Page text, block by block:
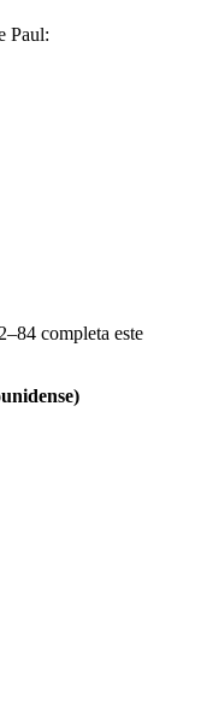
Paul:
completa este